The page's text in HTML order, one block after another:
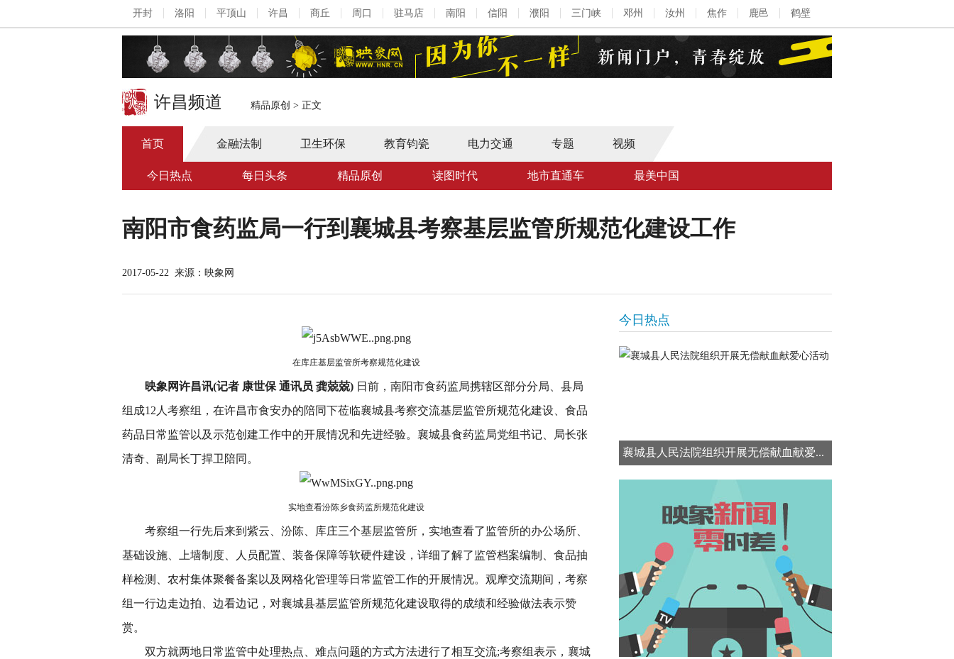
开封 洛阳 平顶山 许昌 商丘 周口 驻马店 南阳 信阳 濮阳 三门峡 邓州 汝州 焦作 鹿邑 鹤壁
许昌频道 精品原创 > 正文
首页 金融法制 卫生环保 教育钧瓷 电力交通 专题 视频
今日热点 每日头条 精品原创 读图时代 地市直通车 最美中国
南阳市食药监局一行到襄城县考察基层监管所规范化建设工作
2017-05-22 来源：映象网
在库庄基层监管所考察规范化建设
映象网许昌讯(记者 康世保 通讯员 龚兢兢) 日前，南阳市食药监局携辖区部分分局、县局
组成12人考察组，在许昌市食安办的陪同下莅临襄城县考察交流基层监管所规范化建设、食品
药品日常监管以及示范创建工作中的开展情况和先进经验。襄城县食药监局党组书记、局长张
清奇、副局长丁捍卫陪同。
实地查看汾陈乡食药监所规范化建设
考察组一行先后来到紫云、汾陈、库庄三个基层监管所，实地查看了监管所的办公场所、
基础设施、上墙制度、人员配置、装备保障等软硬件建设，详细了解了监管档案编制、食品抽
样检测、农村集体聚餐备案以及网格化管理等日常监管工作的开展情况。观摩交流期间，考察
组一行边走边拍、边看边记，对襄城县基层监管所规范化建设取得的成绩和经验做法表示赞
赏。
双方就两地日常监管中处理热点、难点问题的方式方法进行了相互交流;考察组表示，襄城
今日热点
襄城县人民法院组织开展无偿献血献爱...